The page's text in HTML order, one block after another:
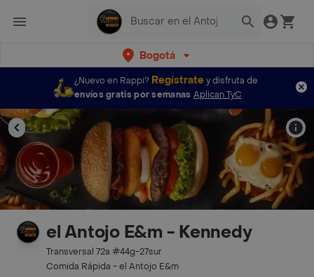
Bogotá
¿Nuevo en Rappi? Regístratey disfruta de
envíos gratis por semanas Aplican TyC
el Antojo E&m - Kennedy
Transversal 72a #44g-27sur
Comida Rápida - el Antojo E&m